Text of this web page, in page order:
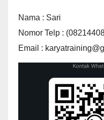
Nama : Sari
Nomor Telp :
Email :